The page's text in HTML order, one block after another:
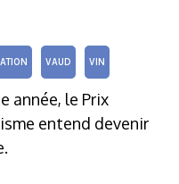
VAUD VIN
année, le Prix
entend devenir